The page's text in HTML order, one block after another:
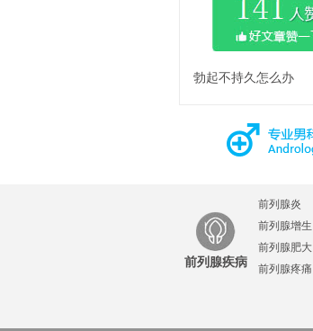
勃起不持久怎么办
前列腺疾病
前列腺炎
前列腺增生
前列腺肥大
前列腺疼痛